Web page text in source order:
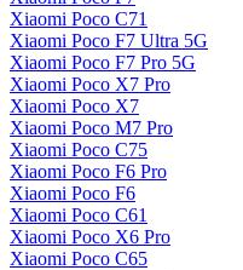
Xiaomi Poco C71
Xiaomi Poco F7 Ultra 5G
Xiaomi Poco F7 Pro 5G
Xiaomi Poco X7 Pro
Xiaomi Poco X7
Xiaomi Poco M7 Pro
Xiaomi Poco C75
Xiaomi Poco F6 Pro
Xiaomi Poco F6
Xiaomi Poco C61
Xiaomi Poco X6 Pro
Xiaomi Poco C65